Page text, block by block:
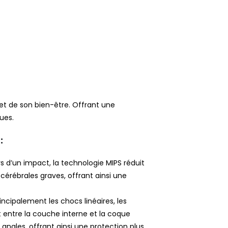
de son bien-être. Offrant une
impact, la technologie MIPS réduit
graves, offrant ainsi une
les chocs linéaires, les
entre la couche interne et la coque